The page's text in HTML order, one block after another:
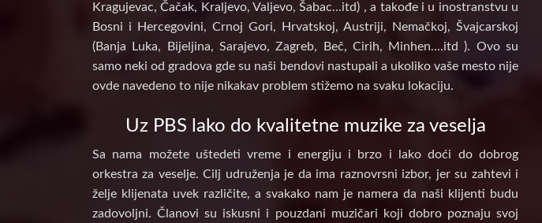
Kragujevac, Čačak, Kraljevo, Valjevo, Šabac...itd) , a takođe i u inostranstvu u
Bosni i Hercegovini, Crnoj Gori, Hrvatskoj, Austriji, Nemačkoj, Švajcarskoj
(Banja Luka, Bijeljina, Sarajevo, Zagreb, Beč, Cirih, Minhen....itd ). Ovo su
samo neki od gradova gde su naši bendovi nastupali a ukoliko vaše mesto nije
ovde navedeno to nije nikakav problem stižemo na svaku lokaciju.
Uz PBS lako do kvalitetne muzike za veselja
Sa nama možete uštedeti vreme i energiju i brzo i lako doći do dobrog
orkestra za veselje. Cilj udruženja je da ima raznovrsni izbor, jer su zahtevi i
želje klijenata uvek različite, a svakako nam je namera da naši klijenti budu
zadovoljni. Članovi su iskusni i pouzdani muzičari koji dobro poznaju svoj